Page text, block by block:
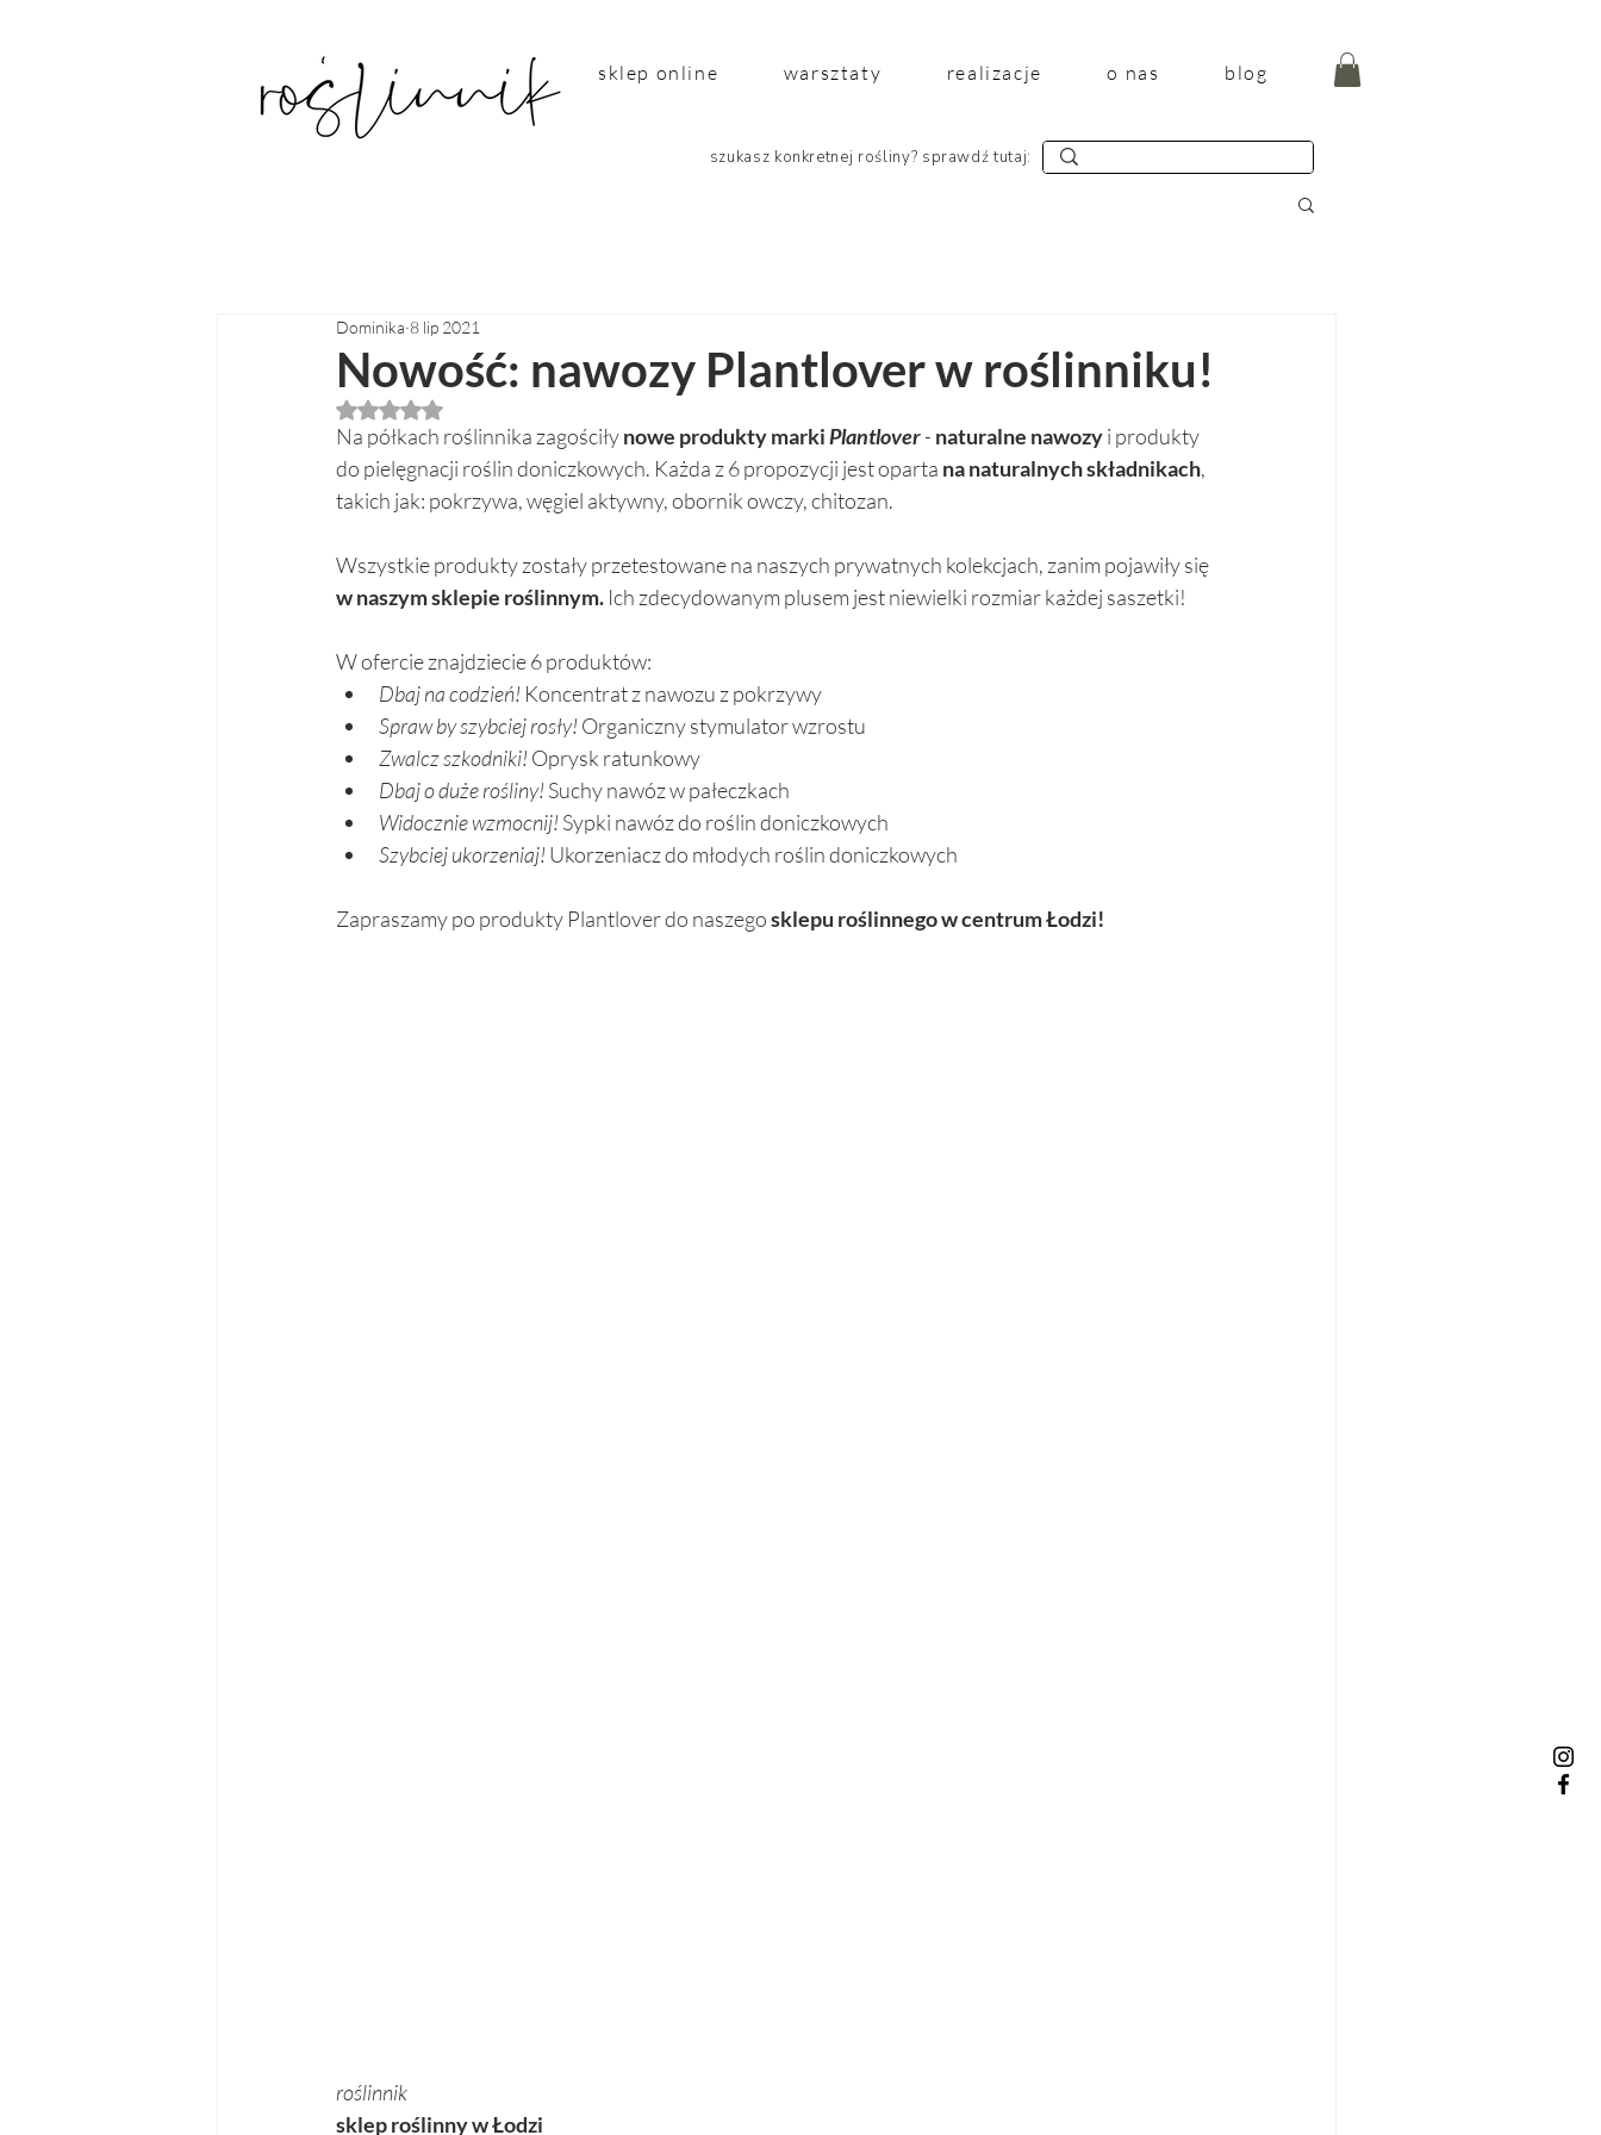
sklep online warsztaty realizacje o nas blog
szukasz konkretnej rośliny? sprawdź tutaj:
Nowość: nawozy Plantlover w roślinniku!
Dominika 8 lip 2021
Oceniono na NaN z 5 gwiazdek.
Na półkach roślinnika zagościły nowe produkty marki Plantlover - naturalne nawozy i produkty
do pielęgnacji roślin doniczkowych. Każda z 6 propozycji jest oparta na naturalnych składnikach,
takich jak: pokrzywa, węgiel aktywny, obornik owczy, chitozan.
Wszystkie produkty zostały przetestowane na naszych prywatnych kolekcjach, zanim pojawiły się
w naszym sklepie roślinnym. Ich zdecydowanym plusem jest niewielki rozmiar każdej saszetki!
W ofercie znajdziecie 6 produktów:
Dbaj na codzień! Koncentrat z nawozu z pokrzywy
Spraw by szybciej rosły! Organiczny stymulator wzrostu
Zwalcz szkodniki! Oprysk ratunkowy
Dbaj o duże rośliny! Suchy nawóz w pałeczkach
Widocznie wzmocnij! Sypki nawóz do roślin doniczkowych
Szybciej ukorzeniaj! Ukorzeniacz do młodych roślin doniczkowych
Zapraszamy po produkty Plantlover do naszego sklepu roślinnego w centrum Łodzi!
roślinnik
sklep roślinny w Łodzi